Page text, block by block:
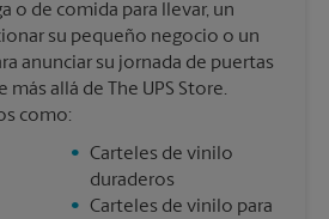
o de comida para llevar, un
su pequeño negocio o un
anunciar su jornada de puertas
allá de The UPS Store.
como:
• Carteles de vinilo
duraderos
• Carteles de vinilo para